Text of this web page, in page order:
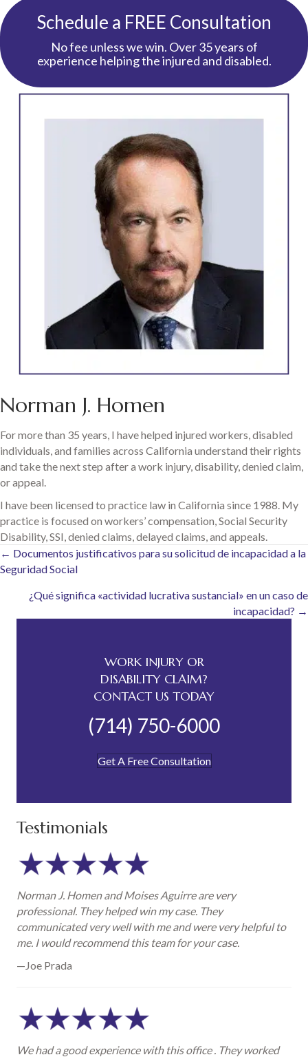
Schedule a FREE Consultation
No fee unless we win. Over 35 years of
experience helping the injured and disabled.
Norman J. Homen
For more than 35 years, I have helped injured workers, disabled
individuals, and families across California understand their rights
and take the next step after a work injury, disability, denied claim,
or appeal.
I have been licensed to practice law in California since 1988. My
practice is focused on workers’ compensation, Social Security
Disability, SSI, denied claims, delayed claims, and appeals.
Posts
navigation
← Documentos justificativos para su solicitud de incapacidad a la
Seguridad Social
¿Qué significa «actividad lucrativa sustancial» en un caso de
incapacidad? →
WORK INJURY OR
DISABILITY CLAIM?
CONTACT US TODAY
(714) 750-6000
Get A Free Consultation
Testimonials
Norman J. Homen and Moises Aguirre are very
professional. They helped win my case. They
communicated very well with me and were very helpful to
me. I would recommend this team for your case.
—Joe Prada
We had a good experience with this office . They worked